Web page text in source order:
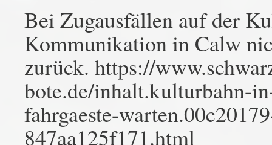
Bei Zugausfällen auf der
Kommunikation in Calw
zurück. https://
bote.de/inhalt.kulturbahn-
fahrgaeste-
847aa125f171.html